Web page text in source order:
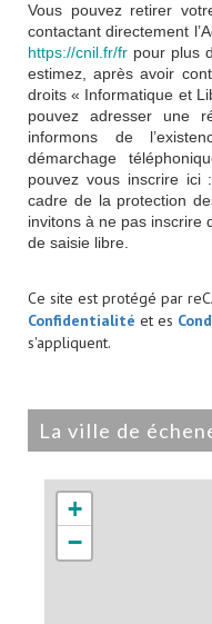
Vous pouvez retirer
contactant directement
https://cnil.fr/fr pour plus
estimez, après avoir
droits « Informatique et
pouvez adresser une
informons de
démarchage
pouvez vous inscrire ici :
cadre de la protection
invitons à ne pas inscrire
de saisie libre.
Ce site est protégé par
Confidentialité et es
s'appliquent.
la ville de
+
−